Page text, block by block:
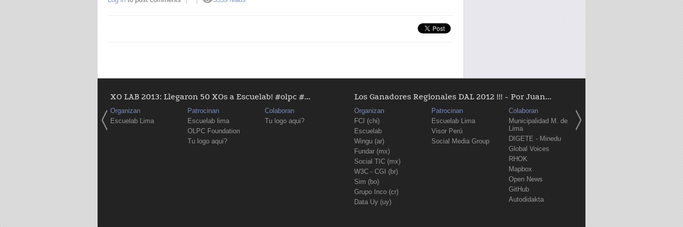
XO LAB 2013: Llegaron 50 XOs a Escuelab! #olpc #...
Organizan
Escuelab Lima
Patrocinan
Escuelab lima
OLPC Foundation
Tu logo aqui?
Colaboran
Tu logo aqui?
Los Ganadores Regionales DAL 2012 !!! - Por Juan...
Organizan
FCI (chi)
Escuelab
Wingu (ar)
Fundar (mx)
Social TIC (mx)
W3C - CGI (br)
Sim (bo)
Grupo Inco (cr)
Data Uy (uy)
Patrocinan
Escuelab Lima
Visor Perú
Social Media Group
Colaboran
Municipalidad M. de
Lima
DIGETE - Minedu
Global Voices
RHOK
Mapbox
Open News
GitHub
Autodidakta